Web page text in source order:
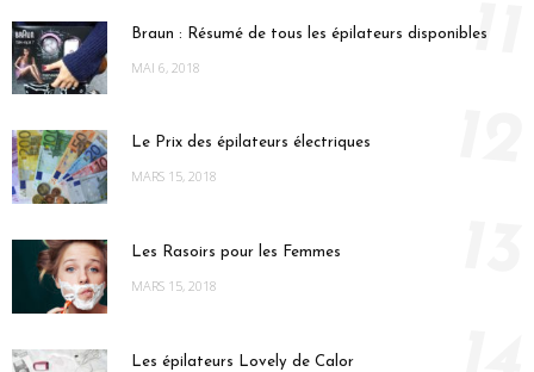
Braun : Résumé de tous les épilateurs disponibles
MAI 6, 2018 11
Le Prix des épilateurs électriques
MARS 15, 2018
Les Rasoirs pour les Femmes
MARS 15, 2018
Les épilateurs Lovely de Calor